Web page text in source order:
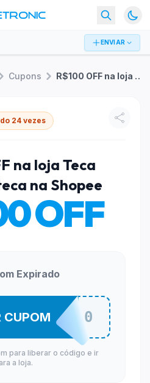
ENVIAR
Cupons R$100 OFF na loja Teca Brinquedoteca na Shopee
24 vezes
na loja Teca
na Shopee
OFF
Expirado
ICIM100
CUPOM
para liberar o código e ir
a loja.